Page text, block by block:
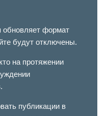
обновляет формат
будут отключены.
на протяжении
публикации в